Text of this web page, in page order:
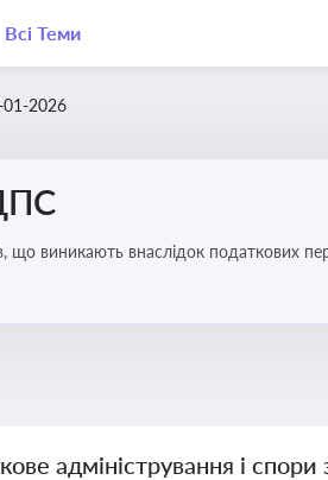
Всі Теми
01-2026
виникають внаслідок податкових
адміністрування і